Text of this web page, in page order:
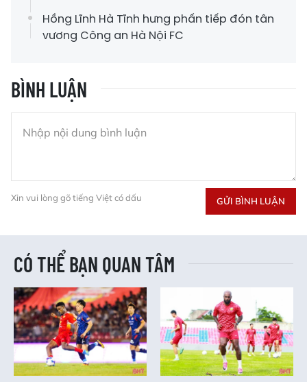
Hồng Lĩnh Hà Tĩnh hưng phấn tiếp đón tân
vương Công an Hà Nội FC
BÌNH LUẬN
Xin vui lòng gõ tiếng Việt có dấu GỬI BÌNH LUẬN
CÓ THỂ BẠN QUAN TÂM